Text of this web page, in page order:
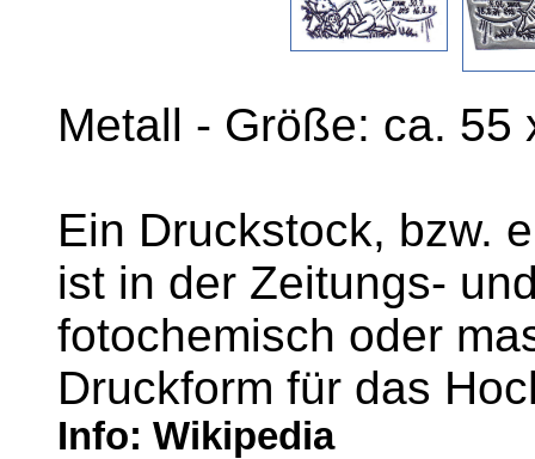
Metall - Größe: ca. 55
Ein Druckstock, bzw.
ist in der Zeitungs-
fotochemisch oder
Druckform für das
Info: Wikipedia